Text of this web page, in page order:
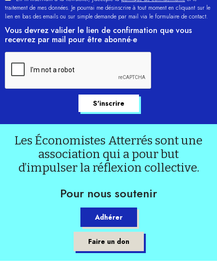
traitement de mes données. Je pourrai me désinscrire à tout moment en cliquant sur le
lien en bas des emails ou sur simple demande par mail via le formulaire de contact.
Vous devrez valider le lien de confirmation que vous
recevrez par mail pour être abonné·e
Les Économistes Atterrés sont une
association qui a pour but
d’impulser la réflexion collective.
Pour nous soutenir
Adhérer
Faire un don